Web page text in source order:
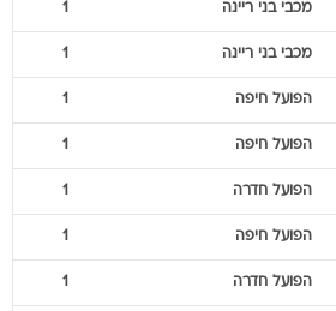
מכבי בני ריינה 1
מכבי בני ריינה 1
הפועל חיפה 1
הפועל חיפה 1
הפועל חדרה 1
הפועל חיפה 1
הפועל חדרה 1